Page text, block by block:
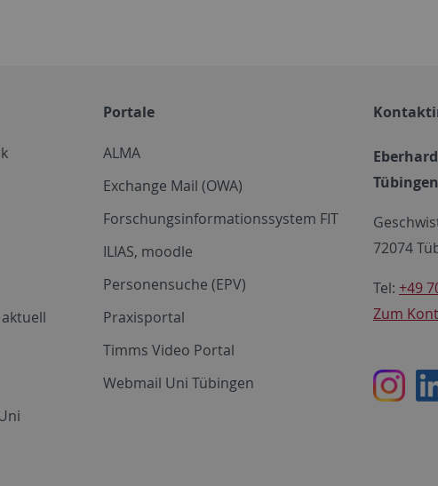
Portale
ALMA
Exchange Mail (OWA)
Forschungsinformationssystem FIT
ILIAS, moodle
Personensuche (EPV)
Praxisportal
Timms Video Portal
Webmail Uni Tübingen
Tübingen
72074
Tel: +49
Zum